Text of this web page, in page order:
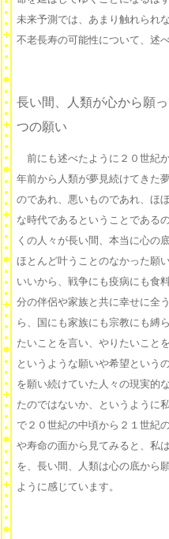
未来予測では、あまり触れられ
不老長寿の可能性について、述
長い間、人類が心から願
つの願い
前にも述べたように２０世紀
年前から人類が夢見続けてきた
のであれ、悪いものであれ、ほ
な時代であるということである
くの人々が長い間、本当に心の
ほとんど叶うことのなかった願
いいから、戦争にも疫病にも食
分の伴侶や家族と共に幸せに全
ら、国にも家族にも宗教にも縛
たいことを言い、やりたいこと
というような願いや希望という
を願い続けていた人々の現実的
たのではないか、というように
で２０世紀の中頃から２１世紀
や寿命の面から見てみると、私
を、長い間、人類は心の底から
ように感じています。